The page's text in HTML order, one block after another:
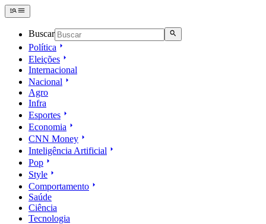
Buscar
Política
Eleições
Internacional
Nacional
Agro
Infra
Esportes
Economia
CNN Money
Inteligência Artificial
Pop
Style
Comportamento
Saúde
Ciência
Tecnologia